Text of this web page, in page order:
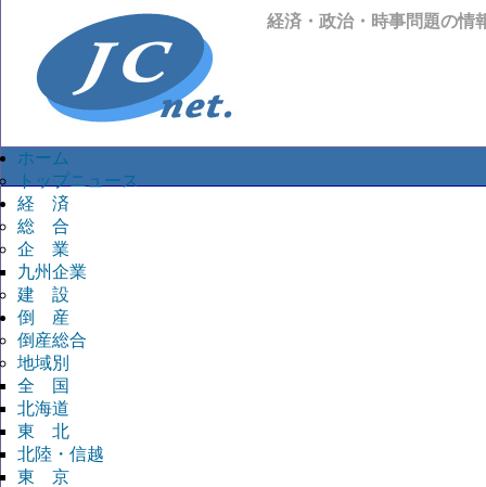
経済・政治・時事問題の情
ホーム
トップニュース
経 済
総 合
企 業
九州企業
建 設
倒 産
倒産総合
地域別
全 国
北海道
東 北
北陸・信越
東 京